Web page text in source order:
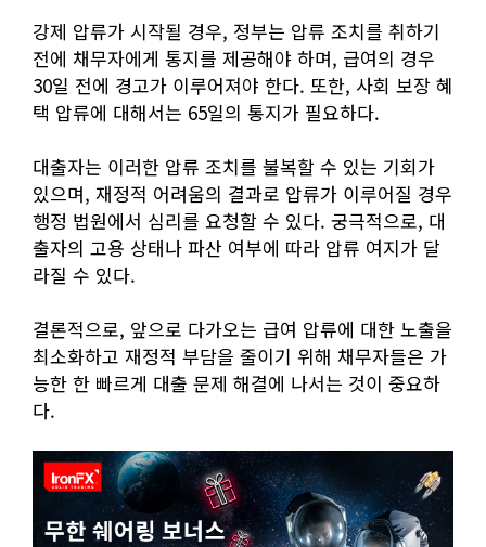
강제 압류가 시작될 경우, 정부는 압류 조치를 취하기
전에 채무자에게 통지를 제공해야 하며, 급여의 경우
30일 전에 경고가 이루어져야 한다. 또한, 사회 보장 혜
택 압류에 대해서는 65일의 통지가 필요하다.
대출자는 이러한 압류 조치를 불복할 수 있는 기회가
있으며, 재정적 어려움의 결과로 압류가 이루어질 경우
행정 법원에서 심리를 요청할 수 있다. 궁극적으로, 대
출자의 고용 상태나 파산 여부에 따라 압류 여지가 달
라질 수 있다.
결론적으로, 앞으로 다가오는 급여 압류에 대한 노출을
최소화하고 재정적 부담을 줄이기 위해 채무자들은 가
능한 한 빠르게 대출 문제 해결에 나서는 것이 중요하
다.